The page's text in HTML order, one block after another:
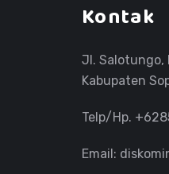
Kontak
Jl. Salotungo,
Kabupaten
Telp/Hp.
Email: